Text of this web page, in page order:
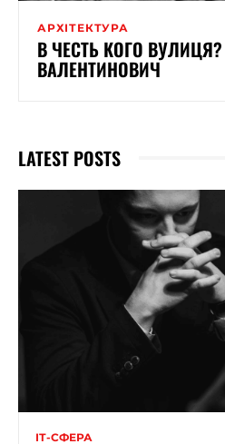
АРХІТЕКТУРА
В ЧЕСТЬ КОГО
ВАЛЕНТИНОВИЧ
LATEST POSTS
ІТ-СФЕРА